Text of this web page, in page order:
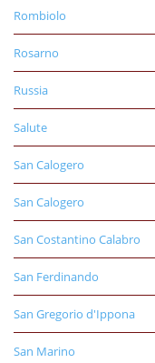
Rombiolo
Rosarno
Russia
Salute
San Calogero
San Calogero
San Costantino Calabro
San Ferdinando
San Gregorio d'Ippona
San Marino